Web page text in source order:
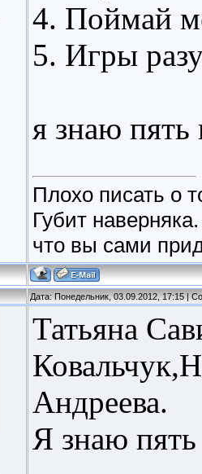
4. Поймай
5. Игры
я знаю пять
Плохо писать о
Губит
что вы сами
Дата: Понедельник, 03.09.2012, 17:15 |
Татьяна
Андреева.
Я знаю пять